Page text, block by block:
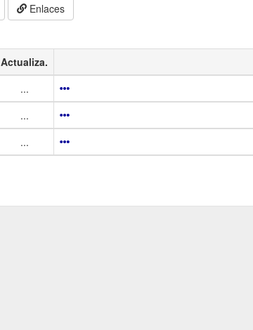
Enlaces
Actualiza.
...
...
...